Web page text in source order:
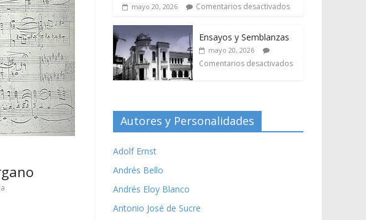
mayo 20, 2026 Comentarios desactivados
Ensayos y Semblanzas
mayo 20, 2026
Comentarios desactivados
Autores y Personalidades
Adolf Ernst
Andrés Bello
Andrés Eloy Blanco
Antonio José de Sucre